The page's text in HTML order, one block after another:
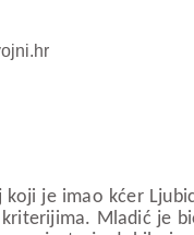
koji je imao kćer
Mladić je